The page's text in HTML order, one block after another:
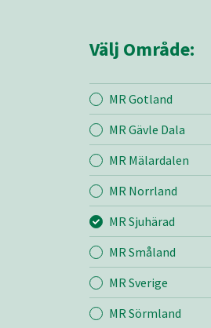
Mina sidor
MR Sjuhärad
Entreprenad
Bemanning
Välj Område:
MR Gotland
MR Gävle Dala
MR Mälardalen
MR Norrland
MR Sjuhärad
MR Småland
MR Sverige
MR Sörmland